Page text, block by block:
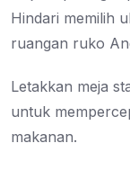
Hindari memilih
ruangan ruko
Letakkan meja
untuk
makanan.